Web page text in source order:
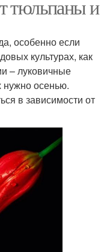
тюльпаны и
особенно если
культурах, как
– луковичные
нужно осенью.
в зависимости от